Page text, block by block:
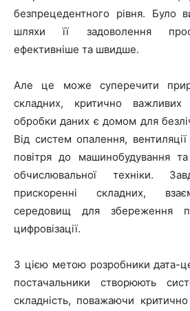
безпрецедентного рівня. Було
шляхи її задоволення
ефективніше та швидше.
Але це може суперечити
складних, критично
обробки даних є домом для
Від систем опалення,
повітря до машинобудування
обчислювальної техніки.
прискоренні складних,
середовищ для збереження
цифровізації.
З цією метою розробники дата-
постачальники створюють
складність, поважаючи